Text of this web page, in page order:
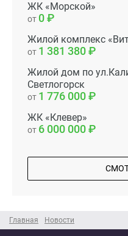
Главная Новости
ЖК «Морской»
от 0
Жилой комплекс
от 1 381 380
Жилой дом по
Светлогорск
от 1 776 000
ЖК «Клевер»
от 6 000 000